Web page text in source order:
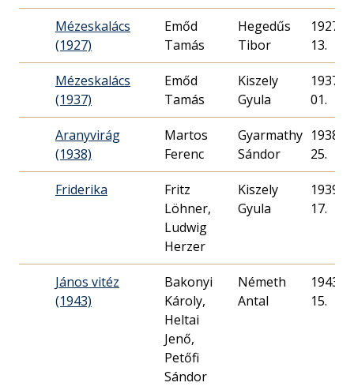
Mézeskalács
(1927)
Emőd
Tamás
Hegedűs
Tibor
1927.
13.
Mézeskalács
(1937)
Emőd
Tamás
Kiszely
Gyula
1937.
01.
Aranyvirág
(1938)
Martos
Ferenc
Gyarmathy
Sándor
1938.
25.
Friderika
Fritz
Löhner,
Ludwig
Herzer
Kiszely
Gyula
1939.
17.
János vitéz
(1943)
Bakonyi
Károly,
Heltai
Jenő,
Petőfi
Sándor
Németh
Antal
1943.
15.